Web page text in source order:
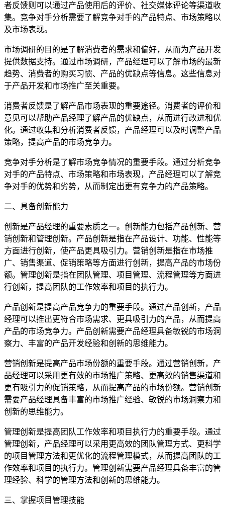
者反馈则可以通过产品使用后的评价、社交媒体评论等渠道收
集。竞争对手分析需要了解竞争对手的产品特点、市场策略以
及市场表现。
市场调研的目的是了解消费者的需求和偏好，从而为产品开发
提供数据支持。通过市场调研，产品经理可以了解市场的最新
趋势、消费者的购买习惯、产品的优缺点等信息。这些信息对
于产品开发和市场推广至关重要。
消费者反馈是了解产品市场表现的重要途径。消费者的评价和
意见可以帮助产品经理了解产品的优缺点，从而进行改进和优
化。通过收集和分析消费者反馈，产品经理可以及时调整产品
策略，提高产品的市场竞争力。
竞争对手分析是了解市场竞争情况的重要手段。通过分析竞争
对手的产品特点、市场策略和市场表现，产品经理可以了解竞
争对手的优势和劣势，从而制定出更有竞争力的产品策略。
二、具备创新能力
创新是产品经理的重要素质之一。创新能力包括产品创新、营
销创新和管理创新。产品创新是指在产品设计、功能、性能等
方面进行创新，使产品更具吸引力。营销创新是指在市场推
广、销售渠道、促销策略等方面进行创新，提高产品的市场份
额。管理创新是指在团队管理、项目管理、流程管理等方面进
行创新，提高团队的工作效率和项目的执行力。
产品创新是提高产品竞争力的重要手段。通过产品创新，产品
经理可以推出更符合市场需求、更具吸引力的产品，从而提高
产品的市场竞争力。产品创新需要产品经理具备敏锐的市场洞
察力、丰富的产品开发经验和创新的思维能力。
营销创新是提高产品市场份额的重要手段。通过营销创新，产
品经理可以采用更有效的市场推广策略、更高效的销售渠道和
更有吸引力的促销策略，从而提高产品的市场份额。营销创新
需要产品经理具备丰富的市场推广经验、敏锐的市场洞察力和
创新的思维能力。
管理创新是提高团队工作效率和项目执行力的重要手段。通过
管理创新，产品经理可以采用更高效的团队管理方式、更科学
的项目管理方法和更优化的流程管理模式，从而提高团队的工
作效率和项目的执行力。管理创新需要产品经理具备丰富的管
理经验、科学的管理方法和创新的思维能力。
三、掌握项目管理技能